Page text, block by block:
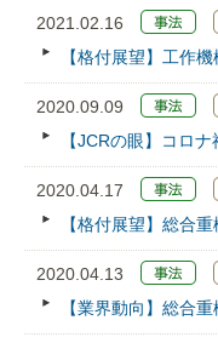
2021.02.16
【格付展望】工作機
2020.09.09
【JCRの眼】コロ
2020.04.17
【格付展望】総合重
2020.04.13
【業界動向】総合